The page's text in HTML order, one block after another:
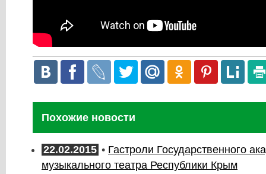
Похожие новости
22.02.2015 • Гастроли Государственного
музыкального театра Республики Крым